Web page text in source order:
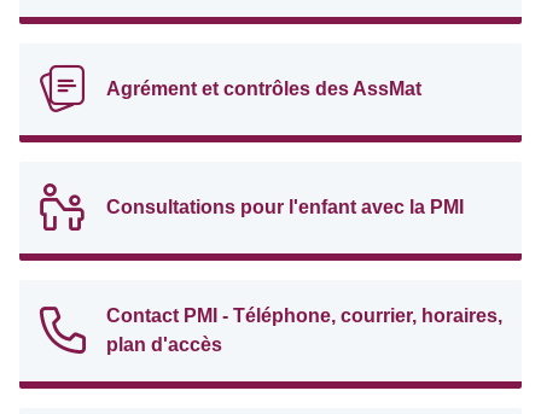
Agrément et contrôles des AssMat
Consultations pour l'enfant avec la PMI
Contact PMI - Téléphone, courrier, horaires,
plan d'accès